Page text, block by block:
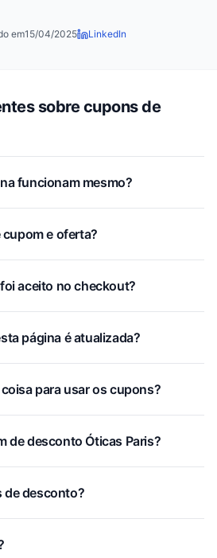
em15/04/2025 LinkedIn
sobre cupons de
funcionam mesmo?
e oferta?
aceito no checkout?
página é atualizada?
para usar os cupons?
de desconto Óticas Paris?
de desconto?